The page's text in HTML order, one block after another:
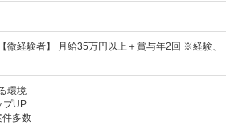
微経験者】 月給35万円以上＋賞与年2回 ※経験、
環境
プUP
多数